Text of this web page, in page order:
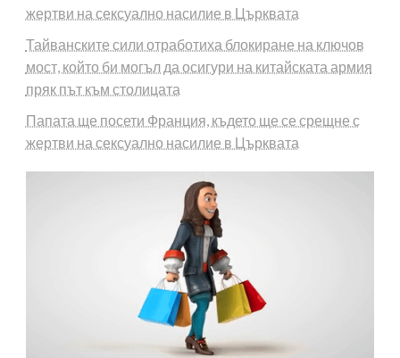
жертви на сексуално насилие в Църквата
Тайванските сили отработиха блокиране на ключов
мост, който би могъл да осигури на китайската армия
пряк път към столицата
Папата ще посети Франция, където ще се срещне с
жертви на сексуално насилие в Църквата